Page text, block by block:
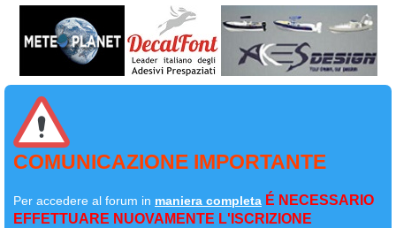
COMUNICAZIONE IMPORTANTE
Per accedere al forum in maniera completa É NECESSARIO
EFFETTUARE NUOVAMENTE L'ISCRIZIONE